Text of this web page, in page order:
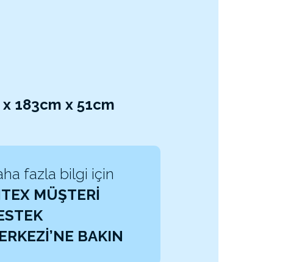
183cm x 51cm
fazla bilgi için
MÜŞTERİ
BAKIN